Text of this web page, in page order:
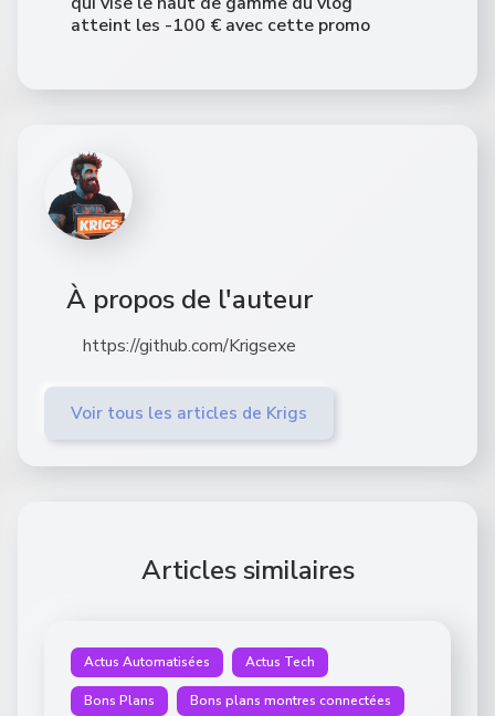
atteint les -100 € avec cette promo
À propos de l'auteur
https://github.com/Krigsexe
Voir tous les articles de Krigs
Articles similaires
Actus Automatisées Actus Tech
Bons Plans Bons plans montres connectées